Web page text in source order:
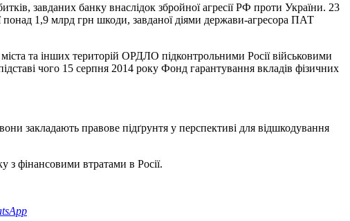
завданих банку внаслідок збройної агресії РФ проти України. 23
понад 1,9 млрд грн шкоди, завданої діями держави-агресора ПАТ
та інших територій ОРДЛО підконтрольними Росії військовими
чого 15 серпня 2014 року Фонд гарантування вкладів фізичних
закладають правове підґрунтя у перспективі для відшкодування
з фінансовими втратами в Росії.